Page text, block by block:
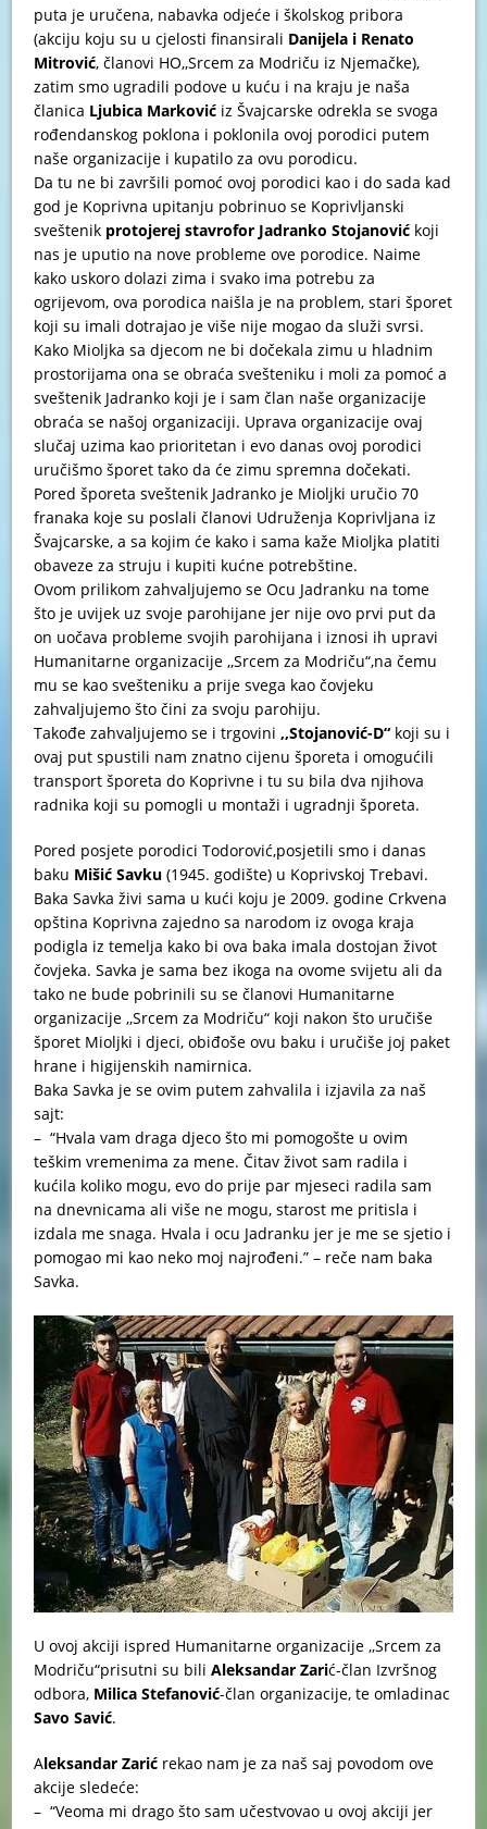
puta je uručena, nabavka odjeće i školskog pribora
(akciju koju su u cjelosti finansirali Danijela i Renato
Mitrović, članovi HO,,Srcem za Modriču iz Njemačke),
zatim smo ugradili podove u kuću i na kraju je naša
članica Ljubica Marković iz Švajcarske odrekla se svoga
rođendanskog poklona i poklonila ovoj porodici putem
naše organizacije i kupatilo za ovu porodicu.
Da tu ne bi završili pomoć ovoj porodici kao i do sada kad
god je Koprivna upitanju pobrinuo se Koprivljanski
sveštenik protojerej stavrofor Jadranko Stojanović koji
nas je uputio na nove probleme ove porodice. Naime
kako uskoro dolazi zima i svako ima potrebu za
ogrijevom, ova porodica naišla je na problem, stari šporet
koji su imali dotrajao je više nije mogao da služi svrsi.
Kako Mioljka sa djecom ne bi dočekala zimu u hladnim
prostorijama ona se obraća svešteniku i moli za pomoć a
sveštenik Jadranko koji je i sam član naše organizacije
obraća se našoj organizaciji. Uprava organizacije ovaj
slučaj uzima kao prioritetan i evo danas ovoj porodici
uručišmo šporet tako da će zimu spremna dočekati.
Pored šporeta sveštenik Jadranko je Mioljki uručio 70
franaka koje su poslali članovi Udruženja Koprivljana iz
Švajcarske, a sa kojim će kako i sama kaže Mioljka platiti
obaveze za struju i kupiti kućne potrebštine.
Ovom prilikom zahvaljujemo se Ocu Jadranku na tome
što je uvijek uz svoje parohijane jer nije ovo prvi put da
on uočava probleme svojih parohijana i iznosi ih upravi
Humanitarne organizacije ,,Srcem za Modriču“,na čemu
mu se kao svešteniku a prije svega kao čovjeku
zahvaljujemo što čini za svoju parohiju.
Takođe zahvaljujemo se i trgovini ,,Stojanović-D“ koji su i
ovaj put spustili nam znatno cijenu šporeta i omogućili
transport šporeta do Koprivne i tu su bila dva njihova
radnika koji su pomogli u montaži i ugradnji šporeta.
Pored posjete porodici Todorović,posjetili smo i danas
baku Mišić Savku (1945. godište) u Koprivskoj Trebavi.
Baka Savka živi sama u kući koju je 2009. godine Crkvena
opština Koprivna zajedno sa narodom iz ovoga kraja
podigla iz temelja kako bi ova baka imala dostojan život
čovjeka. Savka je sama bez ikoga na ovome svijetu ali da
tako ne bude pobrinili su se članovi Humanitarne
organizacije ,,Srcem za Modriču“ koji nakon što uručiše
šporet Mioljki i djeci, obiđoše ovu baku i uručiše joj paket
hrane i higijenskih namirnica.
Baka Savka je se ovim putem zahvalila i izjavila za naš
sajt:
– “Hvala vam draga djeco što mi pomogošte u ovim
teškim vremenima za mene. Čitav život sam radila i
kućila koliko mogu, evo do prije par mjeseci radila sam
na dnevnicama ali više ne mogu, starost me pritisla i
izdala me snaga. Hvala i ocu Jadranku jer je me se sjetio i
pomogao mi kao neko moj najrođeni.” – reče nam baka
Savka.
U ovoj akciji ispred Humanitarne organizacije ,,Srcem za
Modriču“prisutni su biliAleksandar Zarić-član Izvršnog
odbora, Milica Stefanović-član organizacije, te omladinac
Savo Savić.
Aleksandar Zarić rekao nam je za naš saj povodom ove
akcije sledeće:
– “Veoma mi drago što sam učestvovao u ovoj akciji jer